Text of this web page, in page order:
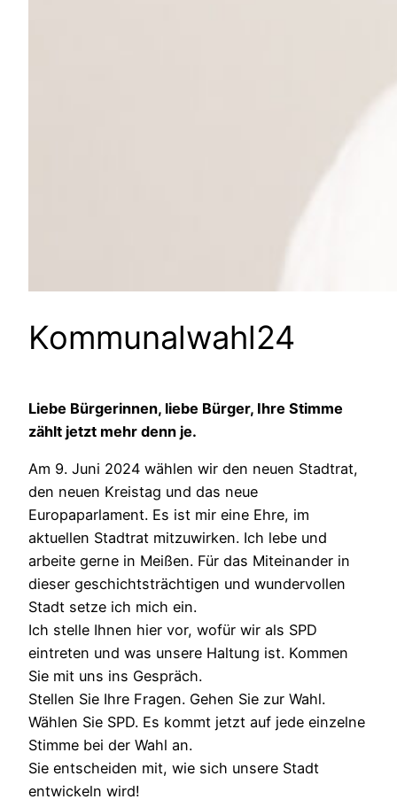
Kommunalwahl24
Liebe Bürgerinnen, liebe Bürger, Ihre Stimme
zählt jetzt mehr denn je.
Am 9. Juni 2024 wählen wir den neuen Stadtrat,
den neuen Kreistag und das neue
Europaparlament. Es ist mir eine Ehre, im
aktuellen Stadtrat mitzuwirken. Ich lebe und
arbeite gerne in Meißen. Für das Miteinander in
dieser geschichtsträchtigen und wundervollen
Stadt setze ich mich ein.
Ich stelle Ihnen hier vor, wofür wir als SPD
eintreten und was unsere Haltung ist. Kommen
Sie mit uns ins Gespräch.
Stellen Sie Ihre Fragen. Gehen Sie zur Wahl.
Wählen Sie SPD. Es kommt jetzt auf jede einzelne
Stimme bei der Wahl an.
Sie entscheiden mit, wie sich unsere Stadt
entwickeln wird!